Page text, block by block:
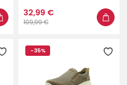
32,99 €
109,99 €
-35%